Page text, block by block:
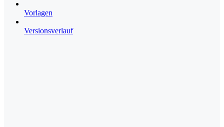
Vorlagen
Versionsverlauf